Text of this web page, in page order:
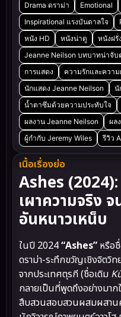
Drama ดราม่า Emotional
Inspirational แรงบันดาลใจ
หนัง HD
หนังน่าดู หนังฝรั่ง
Jeanne Neilson บทบาทน่าจับ
การแสดง
ความรักและควา
นักแสดง Jeanne Neilson
นั
น้ำตาซึมด้วยความประทับใจ
ผลงาน Jeanne Neilson
ผล
ผู้กำกับ Jeremy Wiles
รีวิว
เนื้อเรื่องย่อ
Ashes
เผาความจริง
อันหนาวเหน็บ
ในปี 2024“Ashes” หรือ
ดราม่า-ระทึกขวัญเชิงจิต
จากประเทศตุรกี (ชื่อเดิม
กลายเป็นที่พูดถึงอย่างมา
สืบสวนสอบสวนผสมผสาน